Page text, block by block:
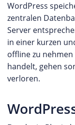
WordPress
zentralen
Server
in einer kurzen
offline zu
handelt, gehen
verloren.